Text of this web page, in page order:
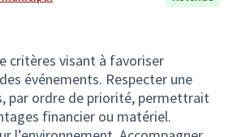
critères visant à favoriser
événements. Respecter une
par ordre de priorité, permettrait
financier ou matériel.